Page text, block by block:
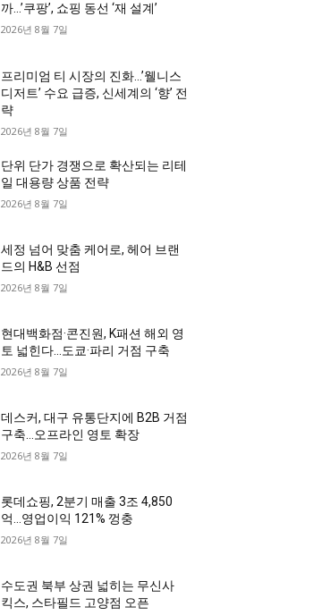
까…’쿠팡’, 쇼핑 동선 ‘재 설계’
2026년 8월 7일
프리미엄 티 시장의 진화…’웰니스
디저트’ 수요 급증, 신세계의 ‘향’ 전
략
2026년 8월 7일
단위 단가 경쟁으로 확산되는 리테
일 대용량 상품 전략
2026년 8월 7일
세정 넘어 맞춤 케어로, 헤어 브랜
드의 H&B 선점
2026년 8월 7일
현대백화점·콘진원, K패션 해외 영
토 넓힌다…도쿄·파리 거점 구축
2026년 8월 7일
데스커, 대구 유통단지에 B2B 거점
구축…오프라인 영토 확장
2026년 8월 7일
롯데쇼핑, 2분기 매출 3조 4,850
억…영업이익 121% 껑충
2026년 8월 7일
수도권 북부 상권 넓히는 무신사
킥스, 스타필드 고양점 오픈